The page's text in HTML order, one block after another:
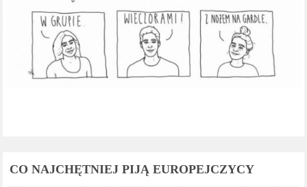
CO NAJCHĘTNIEJ PIJĄ EUROPEJCZYCY